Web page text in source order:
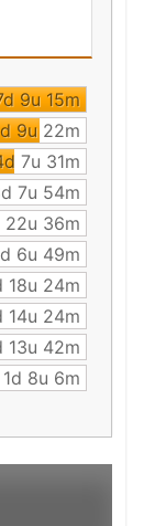
9u 15m
9u 22m
7u 31m
7u 54m
22u 36m
6u 49m
18u 24m
14u 24m
13u 42m
1d 8u 6m